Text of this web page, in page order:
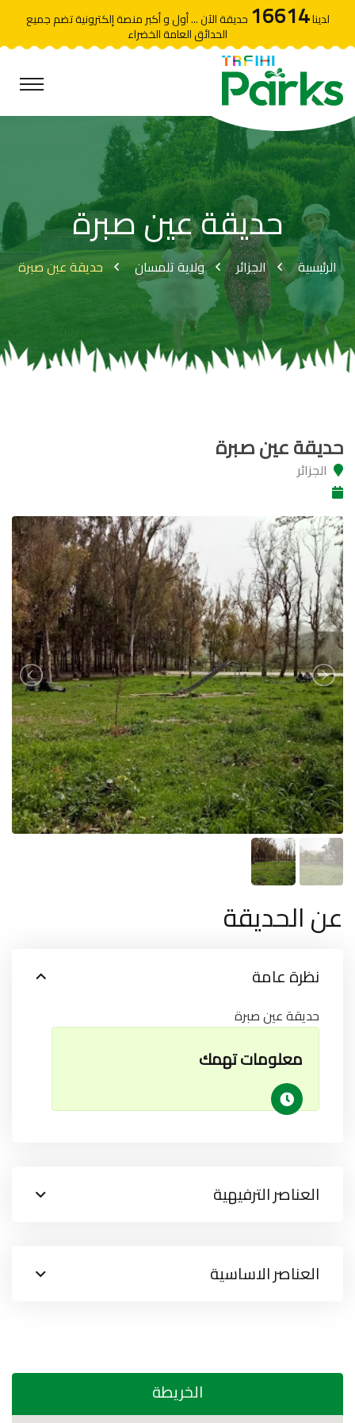
لدينا16614 حديقة الآن ... أول و أكبر منصة إلكترونية تضم جميع
الحدائق العامة الخضراء
حديقة عين صبرة
الرئيسية الجزائر ولاية تلمسان حديقة عين صبرة
حديقة عين صبرة
الجزائر
عن الحديقة
نظرة عامة
حديقة عين صبرة
معلومات تهمك
العناصر الترفيهية
العناصر الاساسية
الخريطة